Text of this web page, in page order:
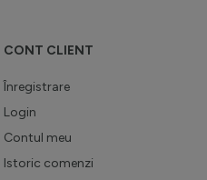
CONT CLIENT
Înregistrare
Login
Contul meu
Istoric comenzi